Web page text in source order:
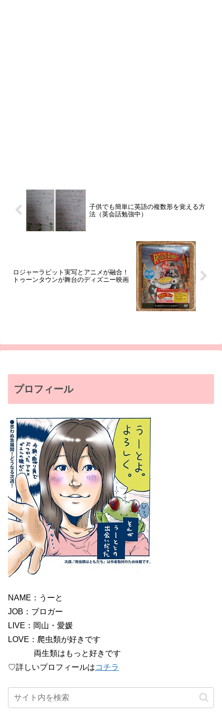
子供でも簡単に英語の複数形を覚える方
法（英会話勉強中）
ロジャーラビット実写とアニメが融合！
トゥーンタウンが舞台のディズニー映画
プロフィール
NAME：うーと
JOB：ブロガー
LIVE：岡山・愛媛
LOVE：爬虫類が好きです
両生類はもっと好きです
♡詳しいプロフィールはコチラ